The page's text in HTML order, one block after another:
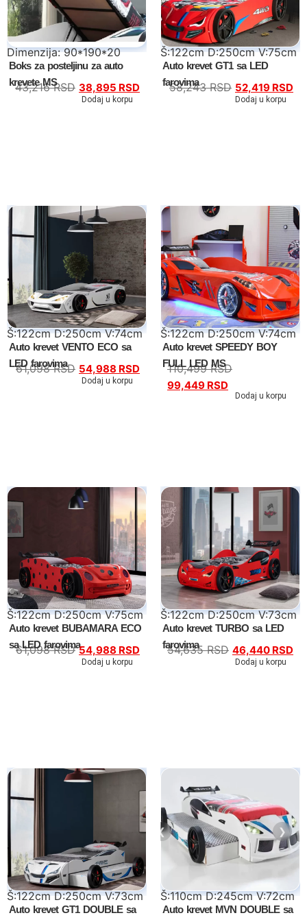
Dimenzija: 90*190*20
Boks za posteljinu za auto
krevete MS
43,216RSD 38,895 RSD
Dodaj u korpu
Š:122cm D:250cm V:75cm
Auto krevet GT1 sa LED
farovima
58,243RSD 52,419 RSD
Dodaj u korpu
Š:122cm D:250cm V:74cm
Auto krevet VENTO ECO sa
LED farovima
61,098RSD 54,988 RSD
Dodaj u korpu
Š:122cm D:250cm V:74cm
Auto krevet SPEEDY BOY
FULL LED MS
110,499RSD
99,449 RSD
Dodaj u korpu
Š:122cm D:250cm V:75cm
Auto krevet BUBAMARA ECO
sa LED farovima
61,098RSD 54,988 RSD
Dodaj u korpu
Š:122cm D:250cm V:73cm
Auto krevet TURBO sa LED
farovima
54,635RSD 46,440 RSD
Dodaj u korpu
Š:122cm D:250cm V:73cm
Auto krevet GT1 DOUBLE sa
❮ ❯
Š:110cm D:245cm V:72cm
Auto krevet MVN DOUBLE sa